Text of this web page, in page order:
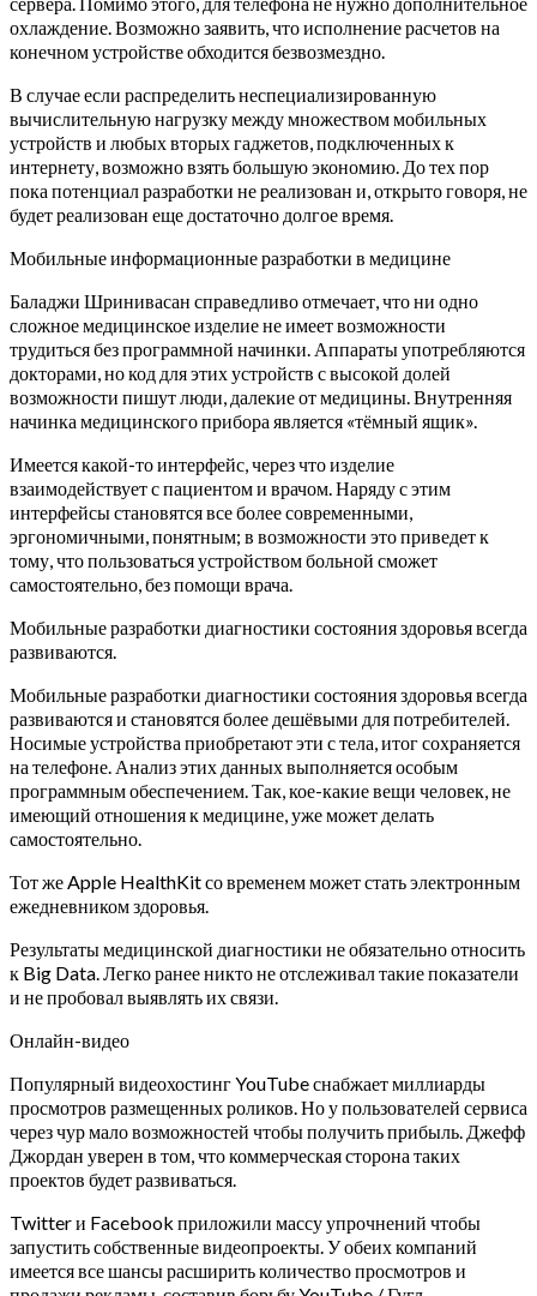
охлаждение. Возможно заявить, что исполнение расчетов на
конечном устройстве обходится безвозмездно.
В случае если распределить неспециализированную
вычислительную нагрузку между множеством мобильных
устройств и любых вторых гаджетов, подключенных к
интернету, возможно взять большую экономию. До тех пор
пока потенциал разработки не реализован и, открыто говоря, не
будет реализован еще достаточно долгое время.
Мобильные информационные разработки в медицине
Баладжи Шринивасан справедливо отмечает, что ни одно
сложное медицинское изделие не имеет возможности
трудиться без программной начинки. Аппараты употребляются
докторами, но код для этих устройств с высокой долей
возможности пишут люди, далекие от медицины. Внутренняя
начинка медицинского прибора является «тёмный ящик».
Имеется какой-то интерфейс, через что изделие
взаимодействует с пациентом и врачом. Наряду с этим
интерфейсы становятся все более современными,
эргономичными, понятным; в возможности это приведет к
тому, что пользоваться устройством больной сможет
самостоятельно, без помощи врача.
Мобильные разработки диагностики состояния здоровья всегда
развиваются.
Мобильные разработки диагностики состояния здоровья всегда
развиваются и становятся более дешёвыми для потребителей.
Носимые устройства приобретают эти с тела, итог сохраняется
на телефоне. Анализ этих данных выполняется особым
программным обеспечением. Так, кое-какие вещи человек, не
имеющий отношения к медицине, уже может делать
самостоятельно.
Тот же Apple HealthKit со временем может стать электронным
ежедневником здоровья.
Результаты медицинской диагностики не обязательно относить
к Big Data. Легко ранее никто не отслеживал такие показатели
и не пробовал выявлять их связи.
Онлайн-видео
Популярный видеохостинг YouTube снабжает миллиарды
просмотров размещенных роликов. Но у пользователей сервиса
через чур мало возможностей чтобы получить прибыль. Джефф
Джордан уверен в том, что коммерческая сторона таких
проектов будет развиваться.
Twitter и Facebook приложили массу упрочнений чтобы
запустить собственные видеопроекты. У обеих компаний
имеется все шансы расширить количество просмотров и